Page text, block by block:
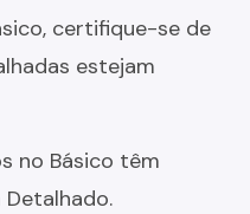
certifique-se de
estejam
no Básico têm